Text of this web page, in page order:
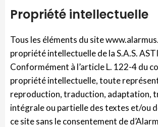
Propriété intellectuelle
Tous les éléments du site
propriété intellectuelle de la S.A.S.
Conformément à l’article L. 122-4 du
propriété intellectuelle, toute
reproduction, traduction, adaptation,
intégrale ou partielle des textes et/ou
ce site sans le consentement de